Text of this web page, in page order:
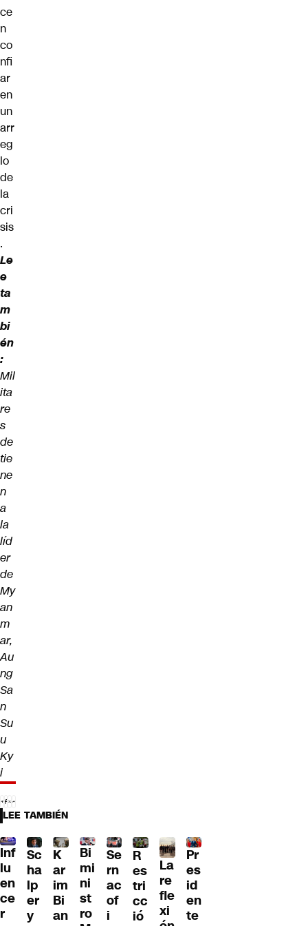
ce
n
co
nfi
ar
en
un
arr
eg
lo
de
la
cri
sis
.
Le
e
ta
m
bi
én
:
Mil
ita
re
s
de
tie
ne
n
a
la
líd
er
de
My
an
m
ar,
Au
ng
Sa
n
Su
u
Ky
i
LEE TAMBIÉN
Inf
lu
en
ce
r
Sc
ha
lp
er
y
K
ar
im
Bi
an
Bi
mi
ni
st
ro
Se
rn
ac
of
i
R
es
tri
cc
ió
La
re
fle
xi
Pr
es
id
en
te